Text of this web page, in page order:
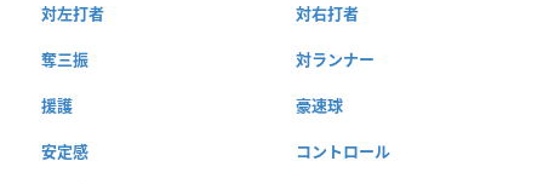
対左打者 対右打者
奪三振 対ランナー
援護 豪速球
安定感 コントロール